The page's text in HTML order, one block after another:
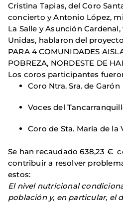
Cristina Tapias, del Coro
concierto y Antonio López,
La Salle y Asunción
Unidas, hablaron del proyecto
PARA 4 COMUNIDADES
POBREZA, NORDESTE DE
Los coros participantes
Coro Ntra. Sra. de Garón
Voces del
Coro de Sta. María de la
Se han recaudado 638,23 €
contribuir a resolver
estos:
El nivel nutricional
población y, en particular, el